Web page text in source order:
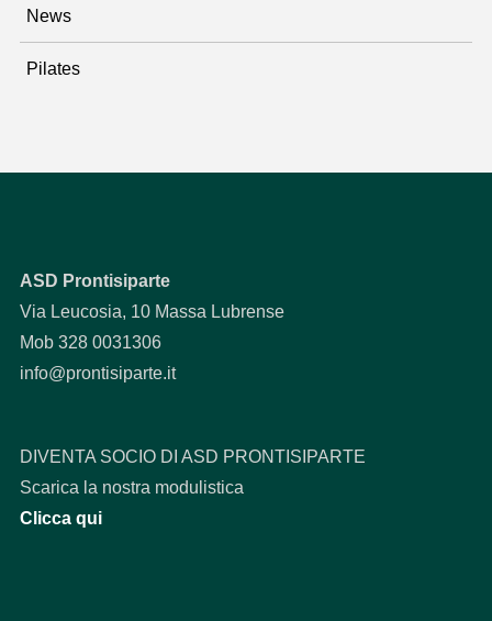
News
Pilates
ASD Prontisiparte
Via Leucosia, 10 Massa Lubrense
Mob 328 0031306
info@prontisiparte.it
DIVENTA SOCIO DI ASD PRONTISIPARTE
Scarica la nostra modulistica
Clicca qui